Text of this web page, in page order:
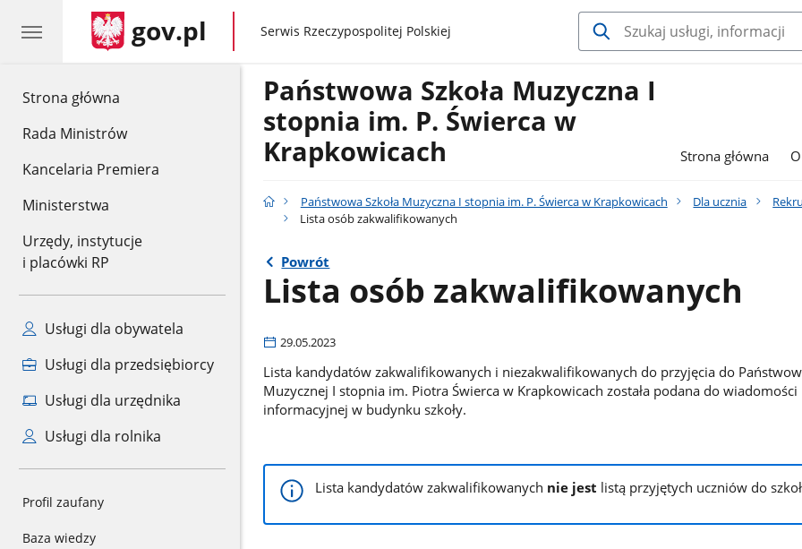
Strona główna
Rada Ministrów
Kancelaria Premiera
Ministerstwa
Urzędy, instytucje
i placówki RP
Usługi dla obywatela
Usługi dla przedsiębiorcy
Usługi dla urzędnika
Usługi dla rolnika
Profil zaufany
Baza wiedzy
gov.pl gov.pl
Serwis Rzeczypospolitej Polskiej
Państwowa Szkoła Muzyczna I
stopnia im. P. Świerca w
Krapkowicach
Strona główna
Państwowa Szkoła Muzyczna I stopnia im. P. Świerca w Krapkowicach Dla ucznia
Lista osób zakwalifikowanych
Powrót
Lista osób zakwalifikowanych
29.05.2023
Lista kandydatów zakwalifikowanych i niezakwalifikowanych do przyjęcia do
Muzycznej I stopnia im. Piotra Świerca w Krapkowicach została podana do
informacyjnej w budynku szkoły.
Lista kandydatów zakwalifikowanych nie jest listą przyjętych uczniów do